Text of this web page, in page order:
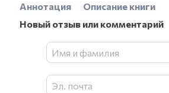
Аннотация
Описание книги
Новый отзыв или комментарий